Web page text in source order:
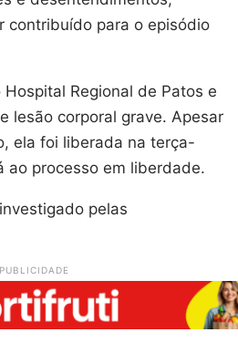
contribuído para o episódio
Regional de Patos e
lesão corporal grave. Apesar
ela foi liberada na terça-
ao processo em liberdade.
pelas
PUBLICIDADE